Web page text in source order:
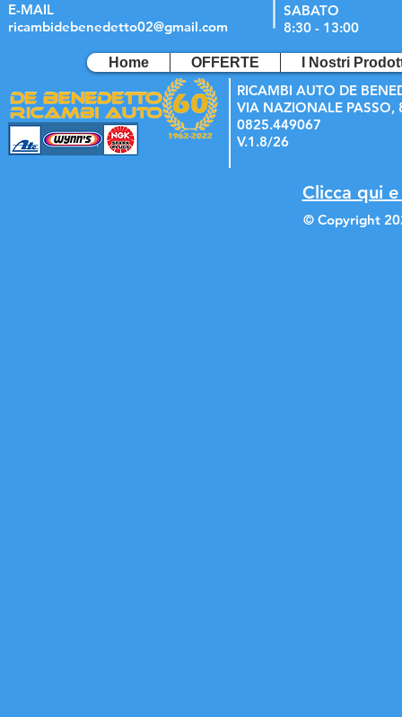
E-MAIL
ricambidebenedetto02@gmail.com
SABATO
8:30 - 13:00
Home OFFERTE I Nostri
RICAMBI AUTO DE
VIA NAZIONALE PASSO,
0825.449067
V.1.8/26
Clicca qui
© Copyright